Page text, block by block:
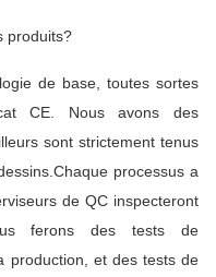
produits?
de base, toutes sortes
CE. Nous avons des
sont strictement tenus
processus a
de QC inspecteront
ferons des tests de
production, et des tests de